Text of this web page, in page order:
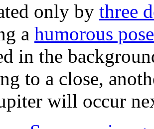
only by three
a humorous pose
in the
to a close,
will occur